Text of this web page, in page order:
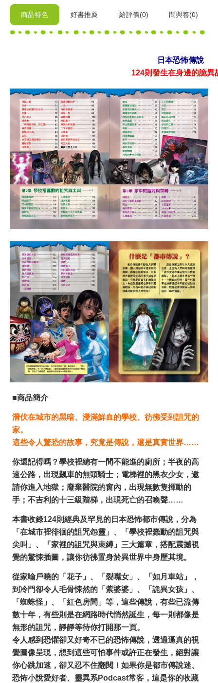
商品特色 好書推薦 給評價(0) 問與答(0)
日本恐怖傳說
124則發生在身邊的詭異
■商品簡介
潛伏在城市的黑暗、浸滿鮮血的學校、彷彿受到詛咒的
家。
這些令人驚恐的故事，究竟是傳說，還是真實世界……
你還記得嗎？學校裡總有一間不能進的廁所；半夜的高
速公路，出現飆車的無頭騎士；電梯裡的黑衣少女，邀
請你進入地獄；廢棄醫院的窗內，出現無數隻揮動的
手；不吉利的十三級階梯，出現死亡的召喚聲……
本書收錄124則經典及罕見的日本恐怖都市傳說，分為
「在城市裡徘徊的詛咒怨靈」、「學校裡蠢動的詛咒與
尖叫」、「家裡的詛咒與束縛」三大篇章，搭配震撼視
覺的驚悚插圖，讓你彷彿置身於異世界中身歷其境。
從家喻戶曉的「花子」、「裂嘴女」、「如月車站」，
到冷門卻令人毛骨悚然的「紫婆婆」、「詭異女孩」、
「蜘蛛怪」、「紅色房間」等，這些傳說，有些已流傳
數十年，有些則是在網路時代悄然誕生，每一則都像是
無形的詛咒，靜靜等待你打開那一頁。
令人感到恐懼卻又好奇不已的恐怖傳說，透過逼真的視
覺圖像呈現，想到這些可怕事件或許正在發生，絕對讓
你心跳加速，卻又忍不住翻閱！如果你是都市傳說迷、
恐怖小說愛好者、靈異系Podcast常客，這是你的收藏